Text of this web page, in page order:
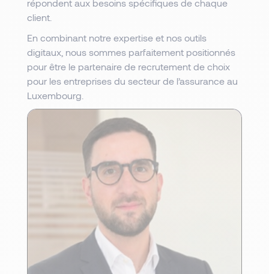
répondent aux besoins spécifiques de chaque
client.
En combinant notre expertise et nos outils
digitaux, nous sommes parfaitement positionnés
pour être le partenaire de recrutement de choix
pour les entreprises du secteur de l’assurance au
Luxembourg.